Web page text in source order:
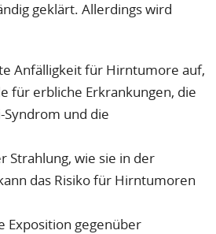
geklärt. Allerdings wird
Anfälligkeit für Hirntumore auf,
für erbliche Erkrankungen, die
und die
Strahlung, wie sie in der
das Risiko für Hirntumoren
Exposition gegenüber